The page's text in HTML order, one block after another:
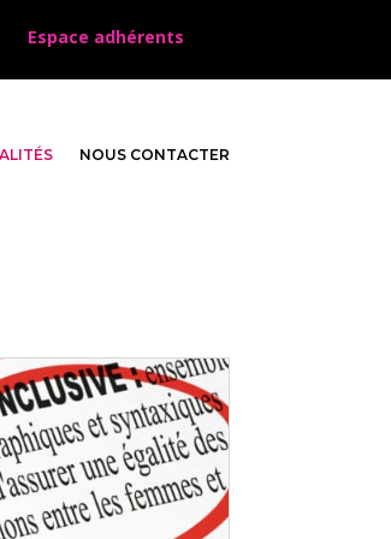
Espace adhérents
NOUS CONTACTER